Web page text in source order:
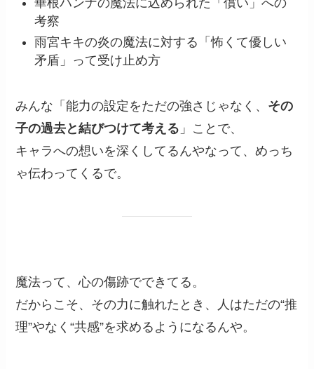
考察
雨宮キキの炎の魔法に対する「怖くて優しい
矛盾」って受け止め方
みんな「能力の設定をただの強さじゃなく、 その
子の過去と結びつけて考える 」ことで、
キャラへの想いを深くしてるんやなって、めっち
ゃ伝わってくるで。
魔法って、心の傷跡でできてる。
だからこそ、その力に触れたとき、人はただの“推
理”やなく“共感”を求めるようになるんや。